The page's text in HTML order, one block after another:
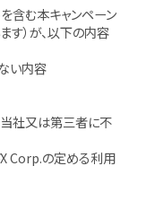
含む本キャンペーン
す）が、以下の内容
い内容
社又は第三者に不
Corp.の定める利用